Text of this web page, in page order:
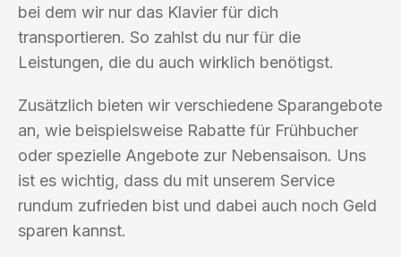
bei dem wir nur das Klavier für dich
transportieren. So zahlst du nur für die
Leistungen, die du auch wirklich benötigst.
Zusätzlich bieten wir verschiedene Sparangebote
an, wie beispielsweise Rabatte für Frühbucher
oder spezielle Angebote zur Nebensaison. Uns
ist es wichtig, dass du mit unserem Service
rundum zufrieden bist und dabei auch noch Geld
sparen kannst.